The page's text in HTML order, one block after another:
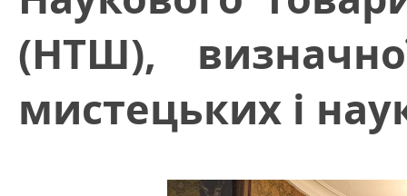
(НТШ),
мистецьких і